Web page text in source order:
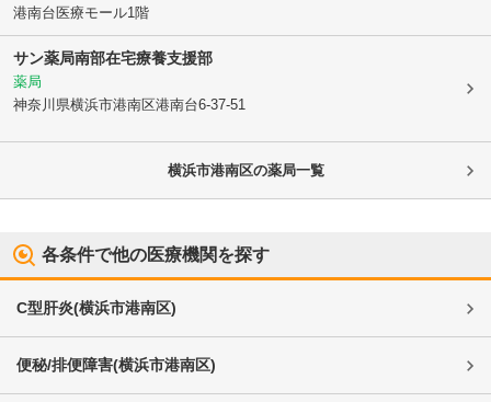
港南台医療モール1階
サン薬局南部在宅療養支援部
薬局
神奈川県横浜市港南区港南台6-37-51
横浜市港南区の薬局一覧
各条件で他の医療機関を探す
C型肝炎(横浜市港南区)
便秘/排便障害(横浜市港南区)